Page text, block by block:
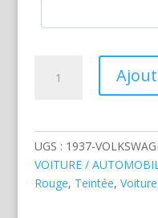
UGS : 1937-
VOITURE /
Rouge, Teintée, Voiture